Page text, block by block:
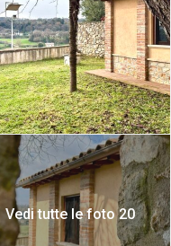
Vedi tutte le foto 20